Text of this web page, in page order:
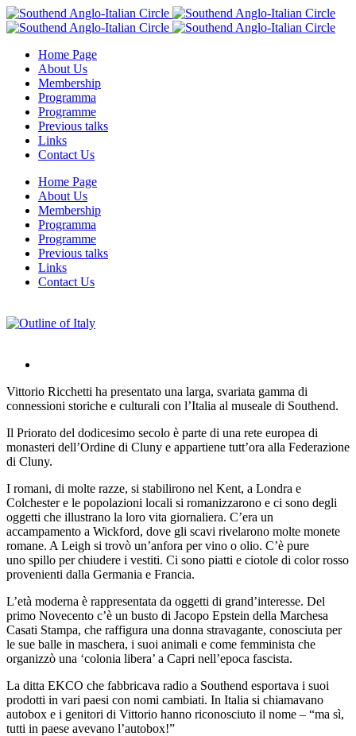
Home Page
About Us
Membership
Programma
Programme
Previous talks
Links
Contact Us
Home Page
About Us
Membership
Programma
Programme
Previous talks
Links
Contact Us
Vittorio Ricchetti ha presentato una larga, svariata gamma di
connessioni storiche e culturali con l’Italia al museale di Southend.
Il Priorato del dodicesimo secolo è parte di una rete europea di
monasteri dell’Ordine di Cluny e appartiene tutt’ora alla Federazione
di Cluny.
I romani, di molte razze, si stabilirono nel Kent, a Londra e
Colchester e le popolazioni locali si romanizzarono e ci sono degli
oggetti che illustrano la loro vita giornaliera. C’era un
accampamento a Wickford, dove gli scavi rivelarono molte monete
romane. A Leigh si trovò un’anfora per vino o olio. C’è pure
uno spillo per chiudere i vestiti. Ci sono piatti e ciotole di color rosso
provenienti dalla Germania e Francia.
L’età moderna è rappresentata da oggetti di grand’interesse. Del
primo Novecento c’è un busto di Jacopo Epstein della Marchesa
Casati Stampa, che raffigura una donna stravagante, conosciuta per
le sue balle in maschera, i suoi animali e come femminista che
organizzò una ‘colonia libera’ a Capri nell’epoca fascista.
La ditta EKCO che fabbricava radio a Southend esportava i suoi
prodotti in vari paesi con nomi cambiati. In Italia si chiamavano
autobox e i genitori di Vittorio hanno riconosciuto il nome – “ma sì,
tutti in paese avevano l’autobox!”